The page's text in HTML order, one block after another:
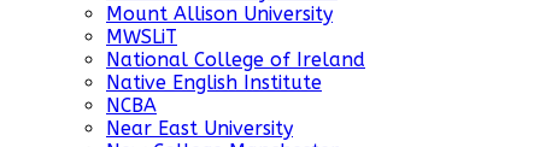
Mount Allison University
MWSLiT
National College of Ireland
Native English Institute
NCBA
Near East University